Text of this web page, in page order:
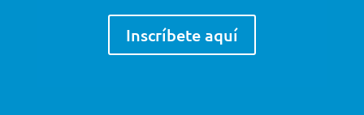
Inscríbete aquí